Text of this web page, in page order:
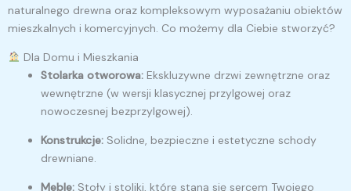
naturalnego drewna oraz kompleksowym wyposażaniu obiektów
mieszkalnych i komercyjnych. Co możemy dla Ciebie stworzyć?
Dla Domu i Mieszkania
Stolarka otworowa: Ekskluzywne drzwi zewnętrzne oraz
wewnętrzne (w wersji klasycznej przylgowej oraz
nowoczesnej bezprzylgowej).
Konstrukcje: Solidne, bezpieczne i estetyczne schody
drewniane.
Meble: Stoły i stoliki, które staną się sercem Twojego